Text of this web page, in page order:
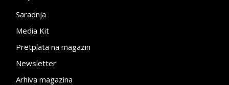
Saradnja
Media Kit
Pretplata na magazin
Newsletter
Arhiva magazina